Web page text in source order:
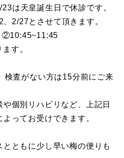
は天皇誕生日で休診です。
2/27とさせて頂きます。
す。
検査がない方は15分前にご来
個別リハビリなど、上記日
ってお受けできます。
ともに少し早い梅の便りも